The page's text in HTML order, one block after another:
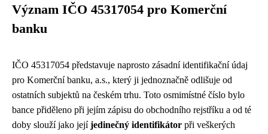
Význam IČO 45317054 pro Komerční
banku
IČO 45317054 představuje naprosto zásadní identifikační údaj
pro Komerční banku, a.s., který ji jednoznačně odlišuje od
ostatních subjektů na českém trhu. Toto osmimístné číslo bylo
bance přiděleno při jejím zápisu do obchodního rejstříku a od té
doby slouží jako jejíjedinečný identifikátor při veškerých